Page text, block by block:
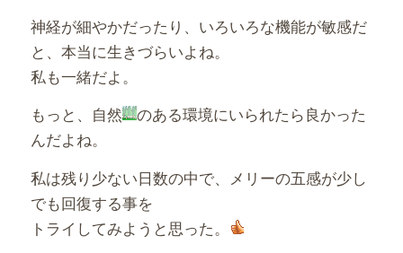
神経が細やかだったり、いろいろな機能が敏感だ
と、本当に生きづらいよね。
私も一緒だよ。
もっと、自然
のある環境にいられたら良かった
んだよね。
私は残り少ない日数の中で、メリーの五感が少し
でも回復する事を
トライしてみようと思った。